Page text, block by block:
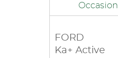
Occasion
FORD
Ka+ Active